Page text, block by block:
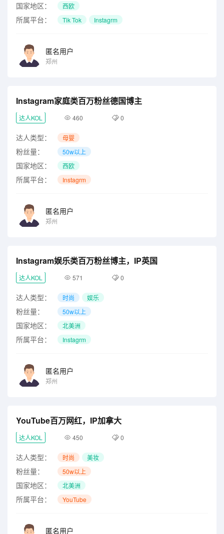
国家地区： 西欧
所属平台： Tik Tok Instagrm
匿名用户
郑州
Instagram家庭类百万粉丝德国博主
达人KOL 460 0
达人类型： 母婴
粉丝量： 50w以上
国家地区： 西欧
所属平台： Instagrm
匿名用户
郑州
Instagram娱乐类百万粉丝博主，IP英国
达人KOL 571 0
达人类型： 时尚 娱乐
粉丝量： 50w以上
国家地区： 北美洲
所属平台： Instagrm
匿名用户
郑州
YouTube百万网红，IP加拿大
达人KOL 450 0
达人类型： 时尚 美妆
粉丝量： 50w以上
国家地区： 北美洲
所属平台： YouTube
匿名用户